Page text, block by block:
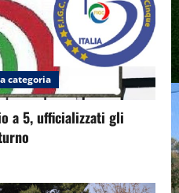
categoria
a 5, ufficializzati gli